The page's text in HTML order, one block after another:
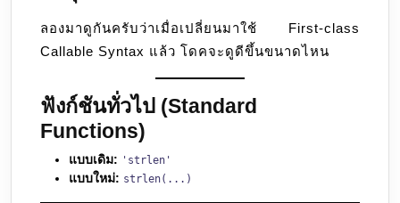
ลองมาดูกันครับว่าเมื่อเปลี่ยนมาใช้ First-class
Callable Syntax แล้ว โดคจะดูดีขึ้นขนาดไหน
ฟังก์ชันทั่วไป (Standard
Functions)
แบบเดิม: 'strlen'
แบบใหม่: strlen(...)